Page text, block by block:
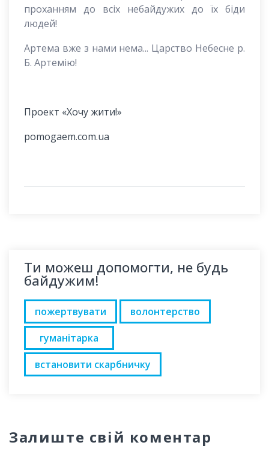
проханням до всіх небайдужих до їх біди
людей!
Артема вже з нами нема... Царство Небесне р.
Б. Артемію!
Проект «Хочу жити!»
pomogaem.com.ua
Ти можеш допомогти, не будь
байдужим!
пожертвувати
волонтерство
гуманітарка
встановити скарбничку
Залиште свій коментар